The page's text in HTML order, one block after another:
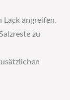
Lack angreifen.
zu